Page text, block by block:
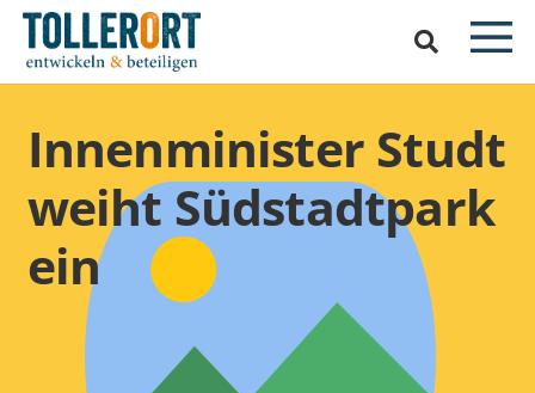
Innenminister Studt
weiht Südstadtpark
ein